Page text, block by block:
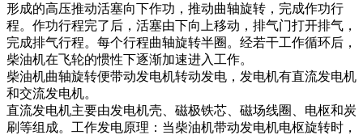
形成的高压推动活塞向下作功，推动曲轴旋转，完成作功行
程。作功行程完了后，活塞由下向上移动，排气门打开排气，
完成排气行程。每个行程曲轴旋转半圈。经若干工作循环后，
柴油机在飞轮的惯性下逐渐加速进入工作。
柴油机曲轴旋转便带动发电机转动发电，发电机有直流发电机
和交流发电机。
直流发电机主要由发电机壳、磁极铁芯、磁场线圈、电枢和炭
刷等组成。工作发电原理：当柴油机带动发电机电枢旋转时，